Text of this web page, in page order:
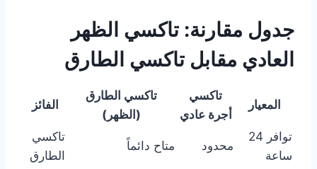
جدول مقارنة: تاكسي الظهر
العادي مقابل تاكسي الطارق
المعيار
تاكسي
أجرة عادي
تاكسي الطارق
(الظهر)
الفائز
توافر 24
ساعة
محدود متاح دائماً
تاكسي
الطارق